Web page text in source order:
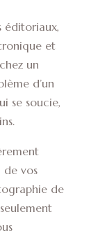
éditoriaux,
et
un
d’un
se soucie,
vos
de